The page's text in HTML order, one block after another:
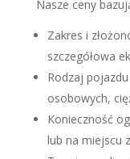
Nasze ceny
Zakres i
szczegółowa
Rodzaj
osobowych,
Konieczność
lub na miejscu